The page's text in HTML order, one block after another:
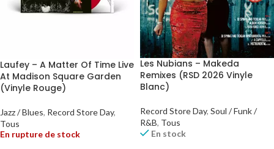
Laufey – A Matter Of Time Live
At Madison Square Garden
(Vinyle Rouge)
Jazz / Blues, Record Store Day,
Tous
En rupture de stock
Les Nubians – Makeda
Remixes (RSD 2026 Vinyle
Blanc)
Record Store Day, Soul / Funk /
R&B, Tous
En stock